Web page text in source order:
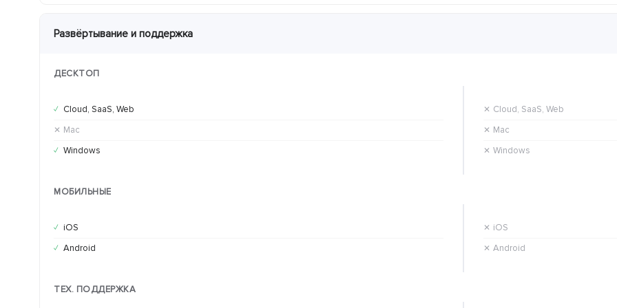
Развёртывание и поддержка
ДЕСКТОП
✓ Cloud, SaaS, Web
✕ Mac
✓ Windows
✕ Cloud, SaaS, Web
✕ Mac
✕ Windows
МОБИЛЬНЫЕ
✓ iOS
✓ Android
✕ iOS
✕ Android
ТЕХ. ПОДДЕРЖКА